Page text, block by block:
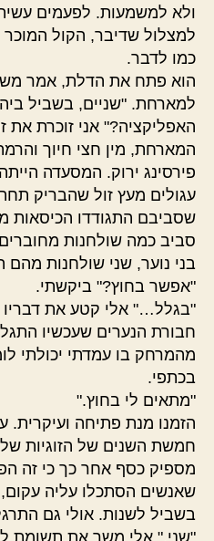
ולא למשמעות. לפעמים
למצלול שדיבר, הקול
כמו לדבר.
הוא פתח את הדלת, אמר
למארחת. "שניים, בשביל
האפליקציה?" אני זוכרת
המארחת, מין חצי חיוך
פירסינג ירוק. המסעדה
עגולים מעץ זול שהבריק
שסביבם התגודדו הכיסאות
סביב כמה שולחנות
בני נוער, שני שולחנות מהם
"אפשר בחוץ?" ביקשתי.
"בגלל…" אלי קטע את
חבורת הנערים שעכשיו
מהמרחק בו עמדתי יכולתי
בכתפי.
"מתאים לי בחוץ."
הזמנו מנת פתיחה ועיקרית.
חמשת השנים של הזוגיות
מספיק כסף אחר כך כי זה
שאנשים הסתכלו עליה
בשביל לשנות. אולי גם
"שני," אלי משך את תשומת